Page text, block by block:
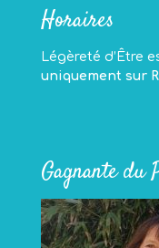
Horaires
Légèreté d’Être
uniquement sur
Gagnante du